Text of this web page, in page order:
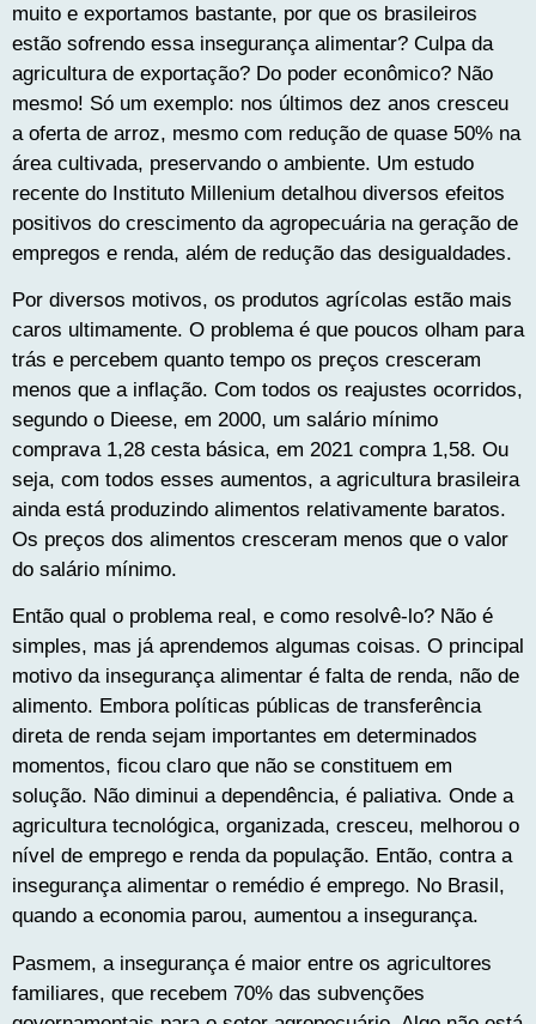
muito e exportamos bastante, por que os brasileiros
estão sofrendo essa insegurança alimentar? Culpa da
agricultura de exportação? Do poder econômico? Não
mesmo! Só um exemplo: nos últimos dez anos cresceu
a oferta de arroz, mesmo com redução de quase 50% na
área cultivada, preservando o ambiente. Um estudo
recente do Instituto Millenium detalhou diversos efeitos
positivos do crescimento da agropecuária na geração de
empregos e renda, além de redução das desigualdades.
Por diversos motivos, os produtos agrícolas estão mais
caros ultimamente. O problema é que poucos olham para
trás e percebem quanto tempo os preços cresceram
menos que a inflação. Com todos os reajustes ocorridos,
segundo o Dieese, em 2000, um salário mínimo
comprava 1,28 cesta básica, em 2021 compra 1,58. Ou
seja, com todos esses aumentos, a agricultura brasileira
ainda está produzindo alimentos relativamente baratos.
Os preços dos alimentos cresceram menos que o valor
do salário mínimo.
Então qual o problema real, e como resolvê-lo? Não é
simples, mas já aprendemos algumas coisas. O principal
motivo da insegurança alimentar é falta de renda, não de
alimento. Embora políticas públicas de transferência
direta de renda sejam importantes em determinados
momentos, ficou claro que não se constituem em
solução. Não diminui a dependência, é paliativa. Onde a
agricultura tecnológica, organizada, cresceu, melhorou o
nível de emprego e renda da população. Então, contra a
insegurança alimentar o remédio é emprego. No Brasil,
quando a economia parou, aumentou a insegurança.
Pasmem, a insegurança é maior entre os agricultores
familiares, que recebem 70% das subvenções